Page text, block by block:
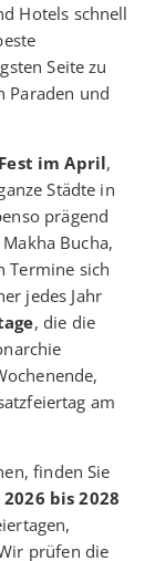
Hotels schnell
Seite zu
Paraden und
im April,
Städte in
prägend
Bucha,
Termine sich
jedes Jahr
, die die
am
finden Sie
2026 bis 2028
prüfen die